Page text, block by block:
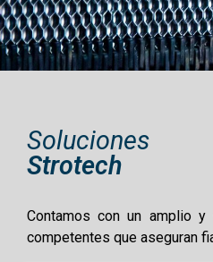
Soluciones
Strotech
Contamos con un amplio
competentes que aseguran